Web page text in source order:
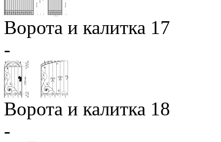
Ворота и калитка 17
-
Ворота и калитка 18
-